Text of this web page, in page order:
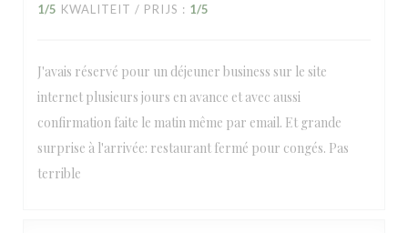
1/5 KWALITEIT / PRIJS : 1/5
J'avais réservé pour un déjeuner business sur le site
internet plusieurs jours en avance et avec aussi
confirmation faite le matin même par email. Et grande
surprise à l'arrivée: restaurant fermé pour congés. Pas
terrible